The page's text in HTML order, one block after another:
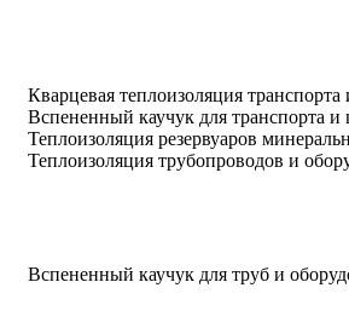
Кварцевая теплоизоляция транспорта
Вспененный каучук для транспорта и
Теплоизоляция резервуаров
Теплоизоляция трубопроводов и
Вспененный каучук для труб и